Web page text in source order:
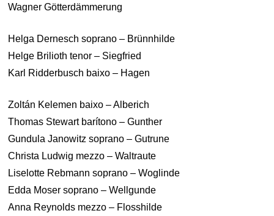
Wagner Götterdämmerung
Helga Dernesch soprano – Brünnhilde
Helge Brilioth tenor – Siegfried
Karl Ridderbusch baixo – Hagen
Zoltán Kelemen baixo – Alberich
Thomas Stewart barítono – Gunther
Gundula Janowitz soprano – Gutrune
Christa Ludwig mezzo – Waltraute
Liselotte Rebmann soprano – Woglinde
Edda Moser soprano – Wellgunde
Anna Reynolds mezzo – Flosshilde